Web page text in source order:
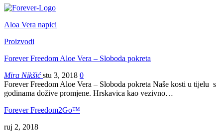
Aloa Vera napici
Proizvodi
Forever Freedom Aloe Vera – Sloboda pokreta
Mira Nikšićstu 3, 2018 0
Forever Freedom Aloe Vera – Sloboda pokreta Naše kosti u tijelu s
godinama dožive promjene. Hrskavica kao vezivno…
Forever Freedom2Go™
ruj 2, 2018